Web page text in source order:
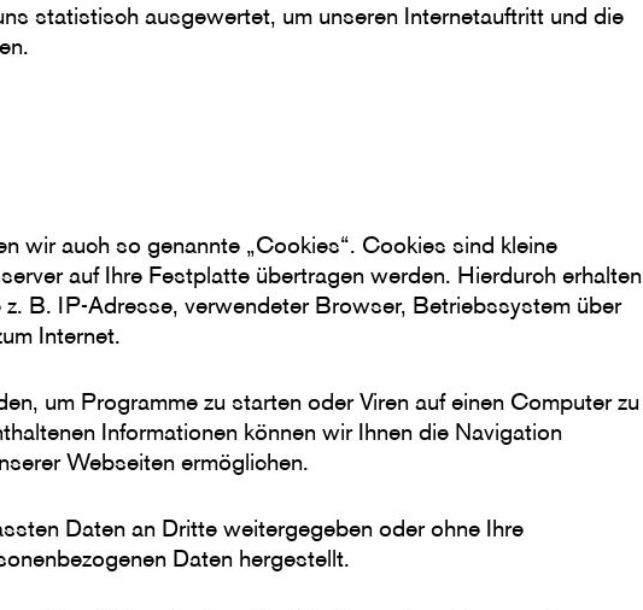
statistisch ausgewertet, um unseren Internetauftritt und die
wir auch so genannte „Cookies“. Cookies sind kleine
auf Ihre Festplatte übertragen werden. Hierdurch erhalten
B. IP-Adresse, verwendeter Browser, Betriebssystem über
Internet.
um Programme zu starten oder Viren auf einen Computer zu
Informationen können wir Ihnen die Navigation
Webseiten ermöglichen.
Daten an Dritte weitergegeben oder ohne Ihre
Daten hergestellt.